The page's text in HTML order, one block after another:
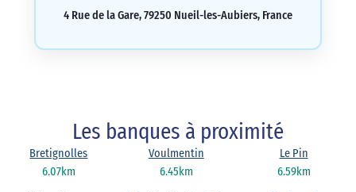
4 Rue de la Gare, 79250 Nueil-les-Aubiers, France
Les banques à proximité
6.07km
Bretignolles
6.45km
Voulmentin
6.59km
Le Pin